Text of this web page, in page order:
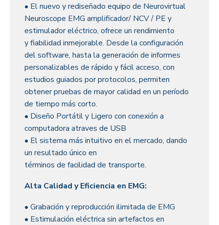
• El nuevo y rediseñado equipo de Neurovirtual
Neuroscope EMG amplificador/ NCV / PE y
estimulador eléctrico, ofrece un rendimiento
y fiabilidad inmejorable. Desde la configuración
del software, hasta la generación de informes
personalizables de rápido y fácil acceso, con
estudios guiados por protocolos, permiten
obtener pruebas de mayor calidad en un período
de tiempo más corto.
• Diseño Portátil y Ligero con conexión a
computadora atraves de USB
• El sistema más intuitivo en el mercado, dando
un resultado único en
términos de facilidad de transporte.
Alta Calidad y Eficiencia en EMG:
• Grabación y reproducción ilimitada de EMG
• Estimulación eléctrica sin artefactos en